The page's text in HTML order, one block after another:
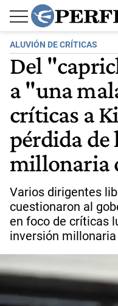
ALUVIÓN DE CRÍTICAS
Del
a "una
críticas a
pérdida de
millonaria
Varios dirigentes
cuestionaron al
en foco de críticas
inversión